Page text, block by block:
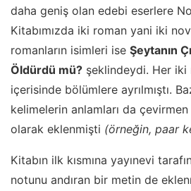
daha geniş olan edebi eserlere
Kitabımızda iki roman yani iki
romanların isimleri ise Şeytanın
Öldürdü mü? şeklindeydi. Her iki
içerisinde bölümlere ayrılmıştı.
kelimelerin anlamları da
olarak eklenmişti (örneğin, paar
Kitabın ilk kısmına yayınevi
notunu andıran bir metin de